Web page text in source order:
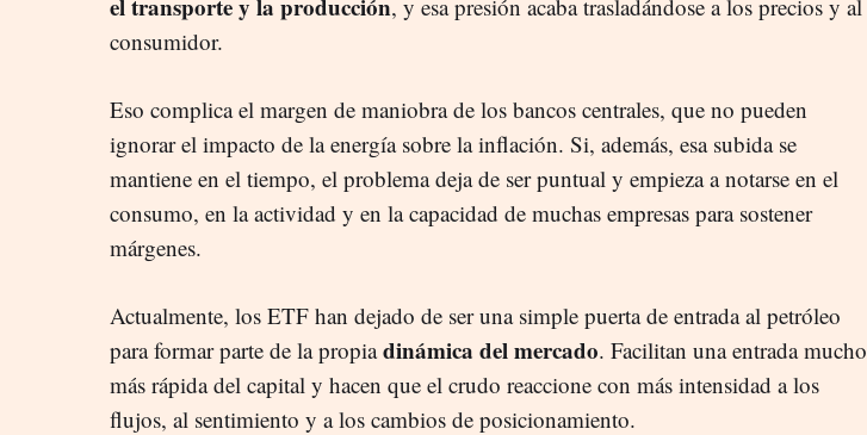
, y esa presión acaba trasladándose a los precios y al
consumidor.
Eso complica el margen de maniobra de los bancos centrales, que no pueden
ignorar el impacto de la energía sobre la inflación. Si, además, esa subida se
mantiene en el tiempo, el problema deja de ser puntual y empieza a notarse en el
consumo, en la actividad y en la capacidad de muchas empresas para sostener
márgenes.
Actualmente, los ETF han dejado de ser una simple puerta de entrada al petróleo
para formar parte de la propiadinámica del mercado. Facilitan una entrada mucho
más rápida del capital y hacen que el crudo reaccione con más intensidad a los
flujos, al sentimiento y a los cambios de posicionamiento.